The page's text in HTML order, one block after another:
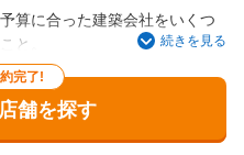
算に合った建築会社をいくつ
と。
によって建物にかかる費用は
基準なんてわからない！
から、見落としがちな費用ま
くお教えします。
続きを見る
完了!
舗を探す